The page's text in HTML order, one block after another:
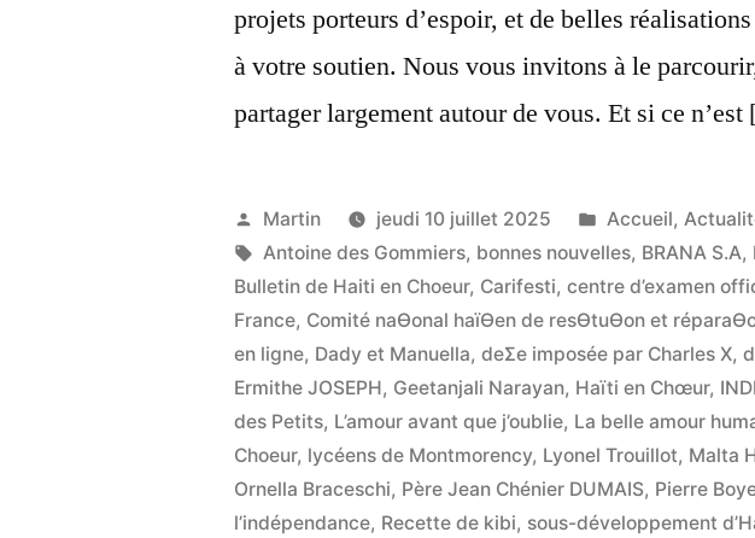
projets porteurs d’espoir, et de belles
à votre soutien. Nous vous invitons à le
partager largement autour de vous. Et si ce
Publié
par
Martin jeudi 10 juillet 2025
Publié
dans
Accueil,
Étiquettes :
Antoine des Gommiers, bonnes nouvelles, BRANA S.A,
Bulletin de Haiti en Choeur, Carifesti,centre d’examen
France, Comité naƟonal haïƟen de resƟtuƟon et
en ligne, Dady et Manuella,deƩe imposée par Charles X,
Ermithe JOSEPH, Geetanjali Narayan, Haïti en Chœur,
des Petits, L’amour avant que j’oublie, La belle amour
Choeur, lycéens de Montmorency, Lyonel Trouillot, Malta
Ornella Braceschi, Père Jean Chénier DUMAIS, Pierre
l’indépendance, Recette de kibi, sous-développement